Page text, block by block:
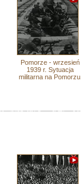
Pomorze - wrzesień
1939 r. Sytuacja
militarna na Pomorzu.